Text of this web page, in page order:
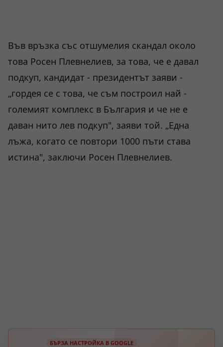
Във връзка със отшумелия скандал около
това Росен Плевнелиев, за това, че е давал
подкуп, кандидат - президентът заяви -
„гордея се с това, че съм построил най -
големият комплекс в България и че не е
даван нито лев подкуп", заяви той. „Една
лъжа, когато се повтори 1000 пъти става
истина", заключи Росен Плевнелиев.
БЪРЗА НАСТРОЙКА В GOOGLE